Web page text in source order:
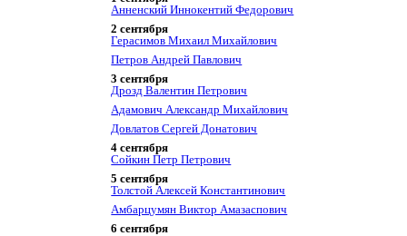
Анненский Иннокентий Федорович
2 сентября
Герасимов Михаил Михайлович
Петров Андрей Павлович
3 сентября
Дрозд Валентин Петрович
Адамович Александр Михайлович
Довлатов Сергей Донатович
4 сентября
Сойкин Петр Петрович
5 сентября
Толстой Алексей Константинович
Амбарцумян Виктор Амазаспович
6 сентября